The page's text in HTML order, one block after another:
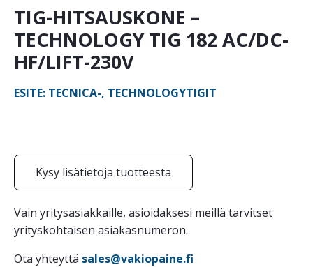
TIG-HITSAUSKONE –
TECHNOLOGY TIG 182 AC/DC-
HF/LIFT-230V
ESITE: TECNICA-, TECHNOLOGYTIGIT
Kysy lisätietoja tuotteesta
Vain yritysasiakkaille, asioidaksesi meillä tarvitset
yrityskohtaisen asiakasnumeron.
Ota yhteyttä sales@vakiopaine.fi